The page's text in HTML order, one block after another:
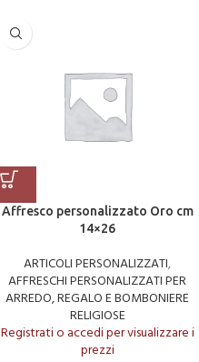
Affresco personalizzato Oro cm
14×26
ARTICOLI PERSONALIZZATI,
AFFRESCHI PERSONALIZZATI PER
ARREDO, REGALO E BOMBONIERE
RELIGIOSE
Registrati o accedi per visualizzare i
prezzi